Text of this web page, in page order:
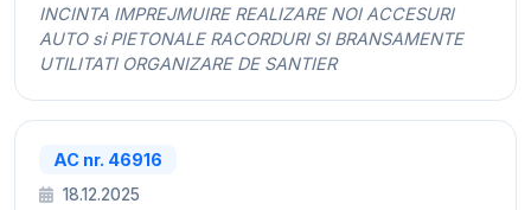
INCINTA IMPREJMUIRE REALIZARE NOI ACCESURI
AUTO si PIETONALE RACORDURI SI BRANSAMENTE
UTILITATI ORGANIZARE DE SANTIER
AC nr. 46916
18.12.2025